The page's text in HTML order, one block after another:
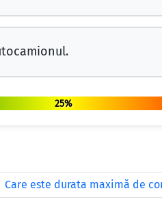
25%
Care este durata maximă de